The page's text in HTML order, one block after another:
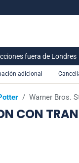
fuera de Londres
/ Warner Bros.
CON
adicional